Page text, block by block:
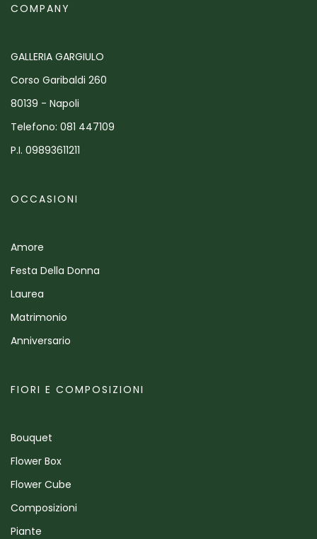
COMPANY
GALLERIA GARGIULO
Corso Garibaldi 260
80139 - Napoli
Telefono: 081 447109
P.I. 09893611211
OCCASIONI
Amore
Festa Della Donna
Laurea
Matrimonio
Anniversario
FIORI E COMPOSIZIONI
Bouquet
Flower Box
Flower Cube
Composizioni
Piante